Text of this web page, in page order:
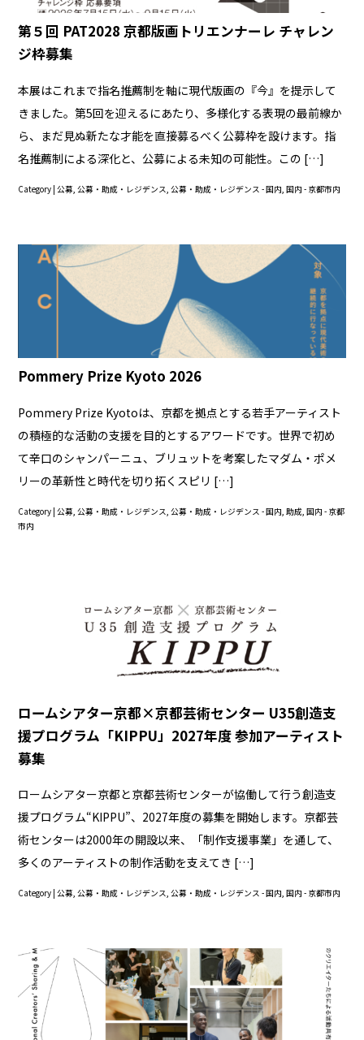
第５回 PAT2028 京都版画トリエンナーレ チャレン
ジ枠募集
本展はこれまで指名推薦制を軸に現代版画の『今』を提示して
きました。第5回を迎えるにあたり、多様化する表現の最前線か
ら、まだ見ぬ新たな才能を直接募るべく公募枠を設けます。指
名推薦制による深化と、公募による未知の可能性。この […]
Category |公募 ,公募・助成・レジデンス ,公募・助成・レジデンス - 国内 ,国内 - 京都市内
Pommery Prize Kyoto 2026
Pommery Prize Kyotoは、京都を拠点とする若手アーティスト
の積極的な活動の支援を目的とするアワードです。世界で初め
て辛口のシャンパーニュ、ブリュットを考案したマダム・ポメ
リーの革新性と時代を切り拓くスピリ […]
Category |公募 ,公募・助成・レジデンス ,公募・助成・レジデンス - 国内 ,助成 ,国内 - 京都
市内
ロームシアター京都×京都芸術センター U35創造支
援プログラム「KIPPU」2027年度 参加アーティスト
募集
ロームシアター京都と京都芸術センターが協働して行う創造支
援プログラム“KIPPU”、2027年度の募集を開始します。京都芸
術センターは2000年の開設以来、「制作支援事業」を通して、
多くのアーティストの制作活動を支えてき […]
Category |公募,公募・助成・レジデンス,公募・助成・レジデンス - 国内,国内 - 京都市内